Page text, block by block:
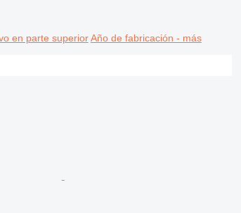
en parte superior Año de fabricación - más